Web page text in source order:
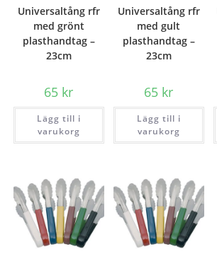
Universaltång rfr
med grönt
plasthandtag –
23cm
65 kr
Lägg till i
varukorg
Universaltång rfr
med gult
plasthandtag –
23cm
65 kr
Lägg till i
varukorg